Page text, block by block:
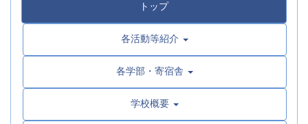
トップ
各活動等紹介
各学部・寄宿舎
学校概要